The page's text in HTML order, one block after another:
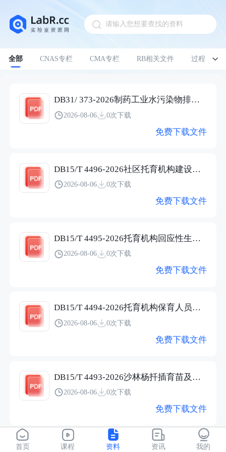
请输入您想要查找的资料
全部 CNAS专栏 CMA专栏 RB相关文件 过程管理
Pull down to refresh
DB31/ 373-2026制药工业水污染物排放标准
2026-08-06 0次下载
免费下载文件
DB15/T 4496-2026社区托育机构建设与服务规范
2026-08-06 0次下载
免费下载文件
DB15/T 4495-2026托育机构回应性生活照护服务规范
2026-08-06 0次下载
免费下载文件
DB15/T 4494-2026托育机构保育人员岗前培训指南
2026-08-06 0次下载
免费下载文件
DB15/T 4493-2026沙林杨扦插育苗及造林技术规程
2026-08-06 0次下载
免费下载文件
DB15/T 4491-2026网络交易即时配送管理规范
首页 课程 资料 资讯 我的